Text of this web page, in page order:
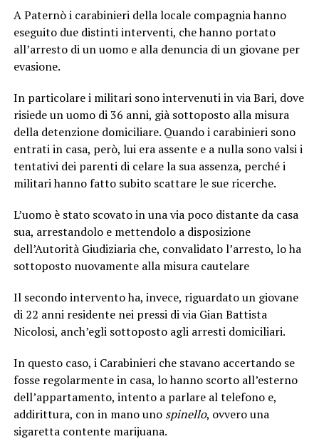
A Paternò i carabinieri della locale compagnia hanno
eseguito due distinti interventi, che hanno portato
all’arresto di un uomo e alla denuncia di un giovane per
evasione.
In particolare i militari sono intervenuti in via Bari, dove
risiede un uomo di 36 anni, già sottoposto alla misura
della detenzione domiciliare. Quando i carabinieri sono
entrati in casa, però, lui era assente e a nulla sono valsi i
tentativi dei parenti di celare la sua assenza, perché i
militari hanno fatto subito scattare le sue ricerche.
L’uomo è stato scovato in una via poco distante da casa
sua, arrestandolo e mettendolo a disposizione
dell’Autorità Giudiziaria che, convalidato l’arresto, lo ha
sottoposto nuovamente alla misura cautelare
Il secondo intervento ha, invece, riguardato un giovane
di 22 anni residente nei pressi di via Gian Battista
Nicolosi, anch’egli sottoposto agli arresti domiciliari.
In questo caso, i Carabinieri che stavano accertando se
fosse regolarmente in casa, lo hanno scorto all’esterno
dell’appartamento, intento a parlare al telefono e,
addirittura, con in mano uno spinello, ovvero una
sigaretta contente marijuana.